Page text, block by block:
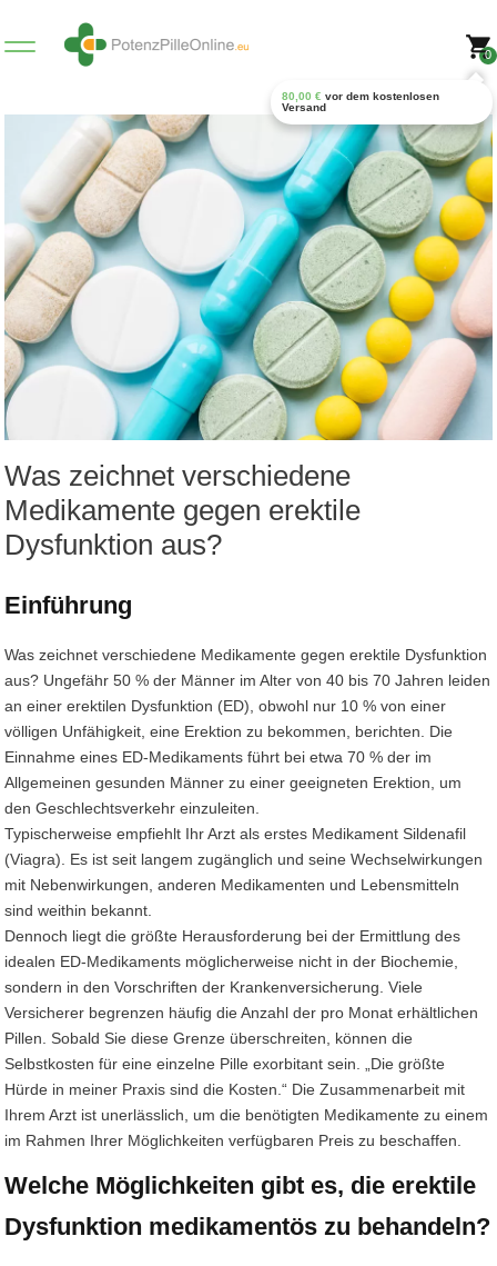
0
80,00 € vor dem kostenlosen
Versand
Was zeichnet verschiedene
Medikamente gegen erektile
Dysfunktion aus?
Einführung
Was zeichnet verschiedene Medikamente gegen erektile Dysfunktion
aus? Ungefähr 50 % der Männer im Alter von 40 bis 70 Jahren leiden
an einer erektilen Dysfunktion (ED), obwohl nur 10 % von einer
völligen Unfähigkeit, eine Erektion zu bekommen, berichten. Die
Einnahme eines ED-Medikaments führt bei etwa 70 % der im
Allgemeinen gesunden Männer zu einer geeigneten Erektion, um
den Geschlechtsverkehr einzuleiten.
Typischerweise empfiehlt Ihr Arzt als erstes Medikament Sildenafil
(Viagra). Es ist seit langem zugänglich und seine Wechselwirkungen
mit Nebenwirkungen, anderen Medikamenten und Lebensmitteln
sind weithin bekannt.
Dennoch liegt die größte Herausforderung bei der Ermittlung des
idealen ED-Medikaments möglicherweise nicht in der Biochemie,
sondern in den Vorschriften der Krankenversicherung. Viele
Versicherer begrenzen häufig die Anzahl der pro Monat erhältlichen
Pillen. Sobald Sie diese Grenze überschreiten, können die
Selbstkosten für eine einzelne Pille exorbitant sein. „Die größte
Hürde in meiner Praxis sind die Kosten.“ Die Zusammenarbeit mit
Ihrem Arzt ist unerlässlich, um die benötigten Medikamente zu einem
im Rahmen Ihrer Möglichkeiten verfügbaren Preis zu beschaffen.
Welche Möglichkeiten gibt es, die erektile
Dysfunktion medikamentös zu behandeln?